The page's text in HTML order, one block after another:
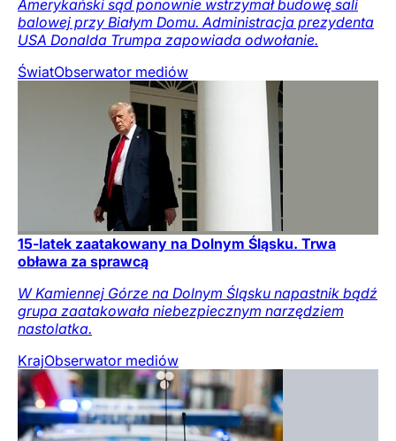
Amerykański sąd ponownie wstrzymał budowę sali
balowej przy Białym Domu. Administracja prezydenta
USA Donalda Trumpa zapowiada odwołanie.
ŚwiatObserwator mediów
15-latek zaatakowany na Dolnym Śląsku. Trwa
obława za sprawcą
W Kamiennej Górze na Dolnym Śląsku napastnik bądź
grupa zaatakowała niebezpiecznym narzędziem
nastolatka.
KrajObserwator mediów